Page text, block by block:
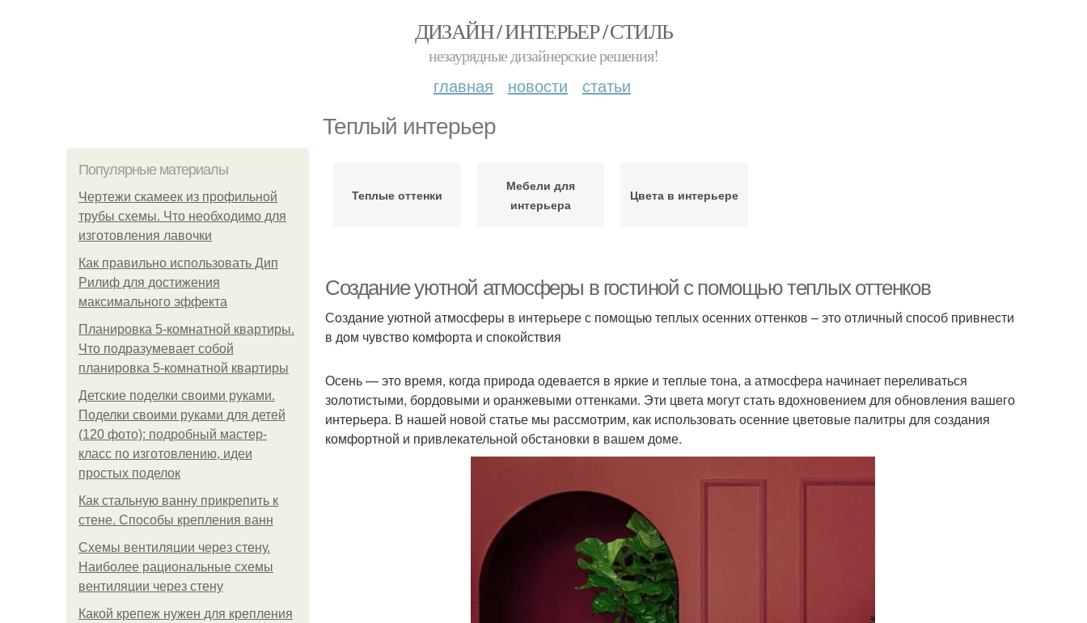
ДИЗАЙН / ИНТЕРЬЕР / СТИЛЬ
незаурядные дизайнерские решения!
главная новости статьи
Теплый интерьер
Популярные материалы
Чертежи скамеек из профильной
трубы схемы. Что необходимо для
изготовления лавочки
Как правильно использовать Дип
Рилиф для достижения
максимального эффекта
Планировка 5-комнатной квартиры.
Что подразумевает собой
планировка 5-комнатной квартиры
Детские поделки своими руками.
Поделки своими руками для детей
(120 фото): подробный мастер-
класс по изготовлению, идеи
простых поделок
Как стальную ванну прикрепить к
стене. Способы крепления ванн
Схемы вентиляции через стену.
Наиболее рациональные схемы
вентиляции через стену
Какой крепеж нужен для крепления
Теплые оттенки
Мебели для
интерьера
Цвета в интерьере
Создание уютной атмосферы в гостиной с помощью теплых оттенков
Создание уютной атмосферы в интерьере с помощью теплых осенних оттенков – это отличный способ привнести
в дом чувство комфорта и спокойствия
Осень — это время, когда природа одевается в яркие и теплые тона, а атмосфера начинает переливаться
золотистыми, бордовыми и оранжевыми оттенками. Эти цвета могут стать вдохновением для обновления вашего
интерьера. В нашей новой статье мы рассмотрим, как использовать осенние цветовые палитры для создания
комфортной и привлекательной обстановки в вашем доме.